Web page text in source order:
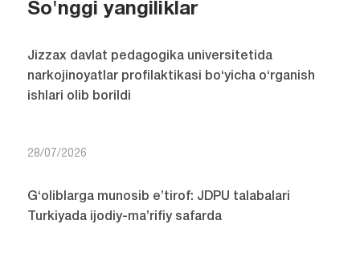
So'nggi yangiliklar
Jizzax davlat pedagogika universitetida
narkojinoyatlar profilaktikasi bo‘yicha o‘rganish
ishlari olib borildi
28/07/2026
G‘oliblarga munosib e’tirof: JDPU talabalari
Turkiyada ijodiy-ma’rifiy safarda